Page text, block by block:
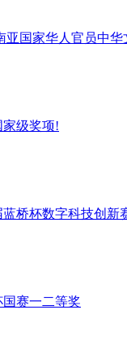
国家华人官员中华
级奖项!
桥杯数字科技创新
赛一二等奖